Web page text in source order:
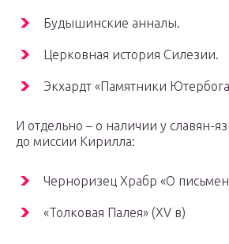
Будышинские анналы.
Церковная история Силезии.
Экхардт «Памятники
И отдельно – о наличии у славян-
до миссии Кирилла:
Черноризец Храбр «О
«Толковая Палея» (XV в)